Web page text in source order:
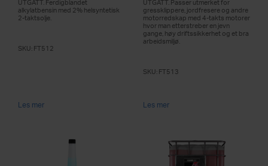
UTGÅTT. Ferdigblandet
alkylatbensin med 2% helsyntetisk
2-taktsolje.
SKU: FT512
Les mer
UTGÅTT. Passer utmerket for
gressklippere, jordfresere og andre
motorredskap med 4-takts motorer
hvor man etterstreber en jevn
gange, høy driftssikkerhet og et bra
arbeidsmiljø.
SKU: FT513
Les mer